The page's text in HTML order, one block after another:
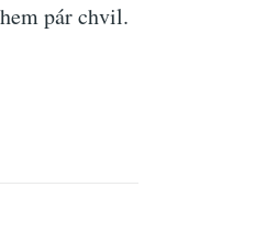
pár chvil.